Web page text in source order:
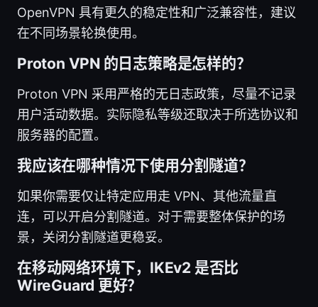
OpenVPN 具有更久的稳定性和广泛兼容性，建议
在不同场景轮换使用。
Proton VPN 的日志策略是怎样的？
Proton VPN 采用严格的无日志政策，尽量不记录
用户活动数据。实际隐私等级还取决于所选协议和
服务器的配置。
我应该在哪种情况下使用分割隧道？
如果你需要仅让特定应用走 VPN、其他流量直
连，可以开启分割隧道。对于需要整体保护的场
景，关闭分割隧道更稳妥。
在移动网络环境下，IKEv2 是否比
WireGuard 更好？